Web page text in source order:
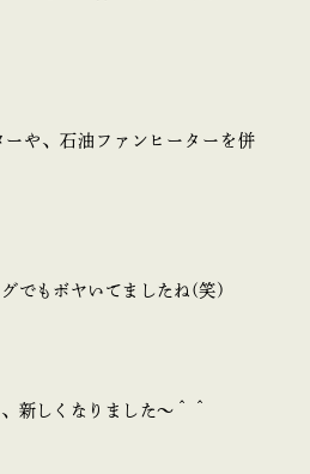
ーや、石油ファンヒーターを併
でもボヤいてましたね(笑)
新しくなりました～＾＾